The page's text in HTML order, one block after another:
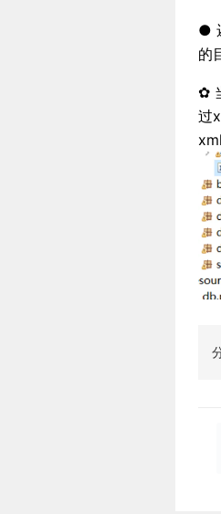
●
的
✿
过
xml